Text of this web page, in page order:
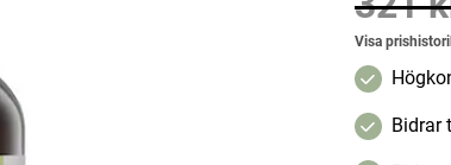
Visa
Bidrar